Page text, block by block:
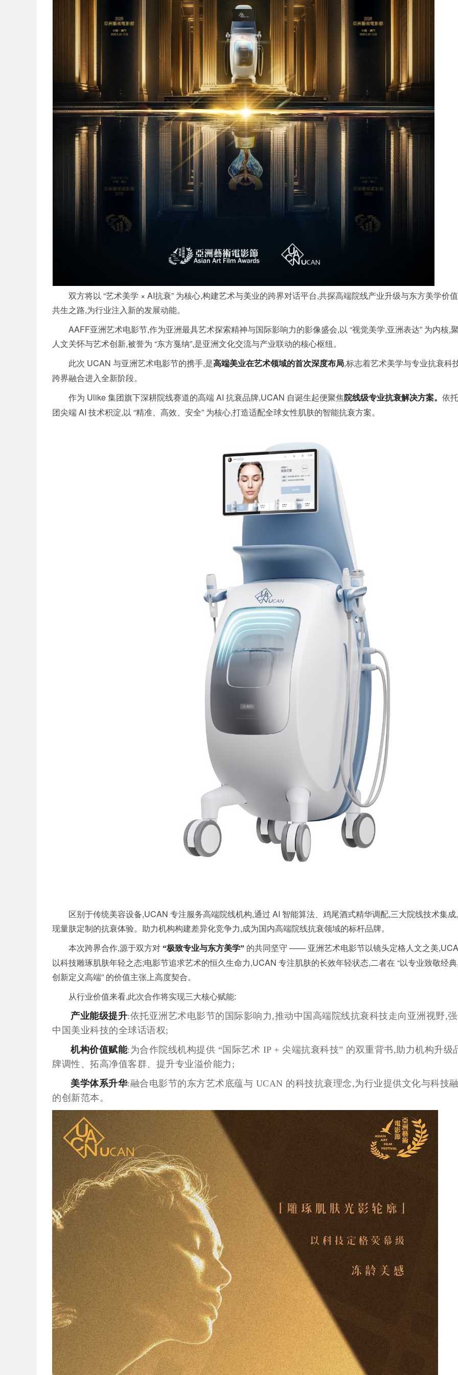
双方将以 “艺术美学 × AI抗衰” 为核心,构建艺术与美业的跨界对话平台,共探高端院线产业升级与东方美学价
共生之路,为行业注入新的发展动能。
AAFF亚洲艺术电影节,作为亚洲最具艺术探索精神与国际影响力的影像盛会,以 “视觉美学,亚洲表达” 为内核,
人文关怀与艺术创新,被誉为 “东方戛纳”,是亚洲文化交流与产业联动的核心枢纽。
此次 UCAN 与亚洲艺术电影节的携手,是高端美业在艺术领域的首次深度布局,标志着艺术美学与专业抗衰科
跨界融合进入全新阶段。
作为 Ulike 集团旗下深耕院线赛道的高端 AI 抗衰品牌,UCAN 自诞生起便聚焦院线级专业抗衰解决方案。 依
团尖端 AI 技术积淀,以 “精准、高效、安全” 为核心,打造适配全球女性肌肤的智能抗衰方案。
区别于传统美容设备,UCAN 专注服务高端院线机构,通过 AI 智能算法、鸡尾酒式精华调配,三大院线技术集成
现量肤定制的抗衰体验。助力机构构建差异化竞争力,成为国内高端院线抗衰领域的标杆品牌。
本次跨界合作,源于双方对 “极致专业与东方美学” 的共同坚守 —— 亚洲艺术电影节以镜头定格人文之美
以科技雕琢肌肤年轻之态;电影节追求艺术的恒久生命力,UCAN 专注肌肤的长效年轻状态,二者在 “以专业致敬经
创新定义高端” 的价值主张上高度契合。
从行业价值来看,此次合作将实现三大核心赋能:
产业能级提升:依托亚洲艺术电影节的国际影响力,推动中国高端院线抗衰科技走向亚洲视野,
中国美业科技的全球话语权;
机构价值赋能:为合作院线机构提供 “国际艺术 IP + 尖端抗衰科技” 的双重背书,助力机构升级
牌调性、拓高净值客群、提升专业溢价能力;
美学体系升华:融合电影节的东方艺术底蕴与 UCAN 的科技抗衰理念,为行业提供文化与科技
的创新范本。